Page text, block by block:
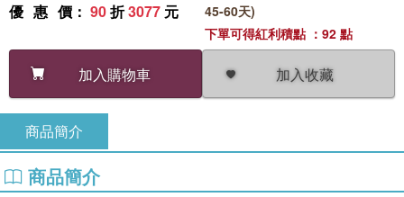
優惠價 ： 90折3077 元
加入購物車 加入收藏
45-60天)
下單可得紅利積點 ：92 點
商品簡介
商品簡介